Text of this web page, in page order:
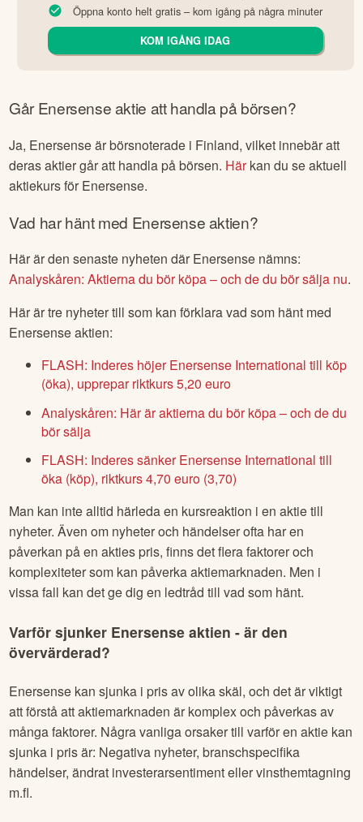
Öppna konto helt gratis – kom igång på några minuter
KOM IGÅNG IDAG
GårEnersenseaktie att handla på börsen?
Ja, Enersenseär börsnoterade i Finland, vilket innebär att
deras aktier går att handla på börsen. Härkan du se aktuell
aktiekurs för Enersense.
Vad har hänt med Enersenseaktien?
Här är den senaste nyheten där Enersense nämns:
Analyskåren: Aktierna du bör köpa – och de du bör sälja nu.
Här är tre nyheter till som kan förklara vad som hänt med
Enersenseaktien:
FLASH: Inderes höjer Enersense International till köp
(öka), upprepar riktkurs 5,20 euro
Analyskåren: Här är aktierna du bör köpa – och de du
bör sälja
FLASH: Inderes sänker Enersense International till
öka (köp), riktkurs 4,70 euro (3,70)
Man kan inte alltid härleda en kursreaktion i en aktie till
nyheter. Även om nyheter och händelser ofta har en
påverkan på en akties pris, finns det flera faktorer och
komplexiteter som kan påverka aktiemarknaden. Men i
vissa fall kan det ge dig en ledtråd till vad som hänt.
Varför sjunker Enersense aktien - är den
övervärderad?
Enersense kan sjunka i pris av olika skäl, och det är viktigt
att förstå att aktiemarknaden är komplex och påverkas av
många faktorer. Några vanliga orsaker till varför en aktie kan
sjunka i pris är: Negativa nyheter, branschspecifika
händelser, ändrat investerarsentiment eller vinsthemtagning
m.fl.